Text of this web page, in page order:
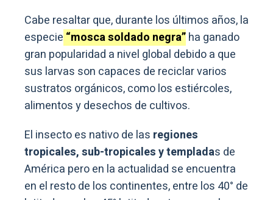
Cabe resaltar que, durante los últimos años, la
especie “mosca soldado negra”ha ganado
gran popularidad a nivel global debido a que
sus larvas son capaces de reciclar varios
sustratos orgánicos, como los estiércoles,
alimentos y desechos de cultivos.
El insecto es nativo de las regiones
tropicales, sub-tropicales y templadas de
América pero en la actualidad se encuentra
en el resto de los continentes, entre los 40° de